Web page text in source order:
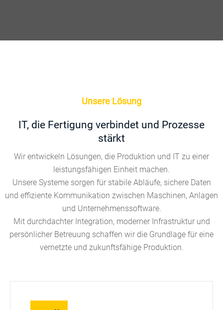
Unsere Lösung
IT, die Fertigung verbindet und Prozesse
stärkt
Wir entwickeln Lösungen, die Produktion und IT zu einer
leistungsfähigen Einheit machen.
Unsere Systeme sorgen für stabile Abläufe, sichere Daten
und effiziente Kommunikation zwischen Maschinen, Anlagen
und Unternehmenssoftware.
Mit durchdachter Integration, moderner Infrastruktur und
persönlicher Betreuung schaffen wir die Grundlage für eine
vernetzte und zukunftsfähige Produktion.